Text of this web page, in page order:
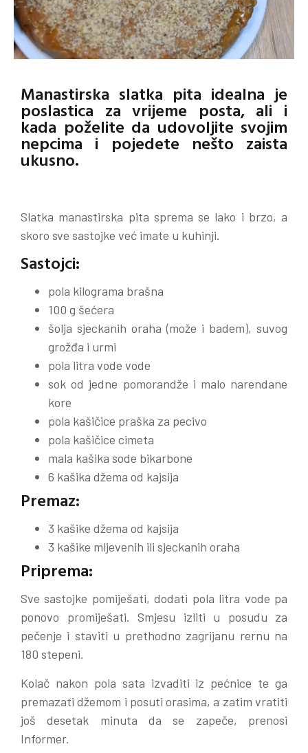
Manastirska slatka pita idealna je
poslastica za vrijeme posta, ali i
kada poželite da udovoljite svojim
nepcima i pojedete nešto zaista
ukusno.
Slatka manastirska pita sprema se lako i brzo, a
skoro sve sastojke već imate u kuhinji.
Sastojci:
pola kilograma brašna
100 g šećera
šolja sjeckanih oraha (može i badem), suvog
grožđa i urmi
pola litra vode vode
sok od jedne pomorandže i malo narendane
kore
pola kašičice praška za pecivo
pola kašičice cimeta
mala kašika sode bikarbone
6 kašika džema od kajsija
Premaz:
3 kašike džema od kajsija
3 kašike mljevenih ili sjeckanih oraha
Priprema:
Sve sastojke pomiješati, dodati pola litra vode pa
ponovo promiješati. Smjesu izliti u posudu za
pečenje i staviti u prethodno zagrijanu rernu na
180 stepeni.
Kolač nakon pola sata izvaditi iz pećnice te ga
premazati džemom i posuti orasima, a zatim vratiti
još desetak minuta da se zapeče, prenosi
Informer.